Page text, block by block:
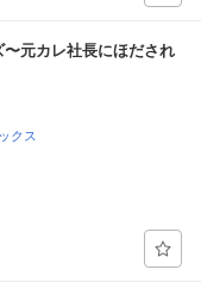
元カレ社長にほだされ
クス